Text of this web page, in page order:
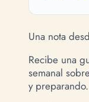
Una nota
Recibe una
semanal
y preparando.